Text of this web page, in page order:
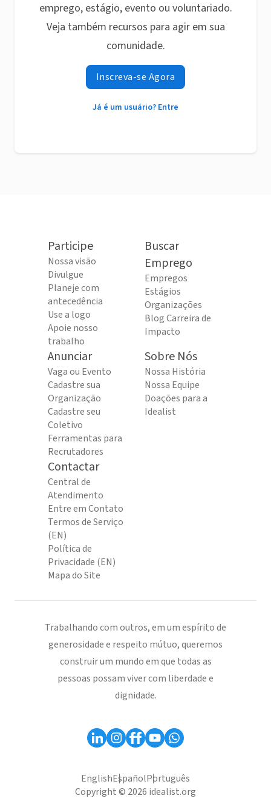
emprego, estágio, evento ou voluntariado.
Veja também recursos para agir em sua
comunidade.
Inscreva-se Agora
Já é um usuário? Entre
Participe
Nossa visão
Divulgue
Planeje com
antecedência
Use a logo
Apoie nosso
trabalho
Buscar
Emprego
Empregos
Estágios
Organizações
Blog Carreira de
Impacto
Anunciar
Vaga ou Evento
Cadastre sua
Organização
Cadastre seu
Coletivo
Ferramentas para
Recrutadores
Sobre Nós
Nossa História
Nossa Equipe
Doações para a
Idealist
Contactar
Central de
Atendimento
Entre em Contato
Termos de Serviço
(EN)
Política de
Privacidade (EN)
Mapa do Site
Trabalhando com outros, em um espírito de
generosidade e respeito mútuo, queremos
construir um mundo em que todas as
pessoas possam viver com liberdade e
dignidade.
EnglishEspañolPortuguês
Copyright © 2026 idealist.org